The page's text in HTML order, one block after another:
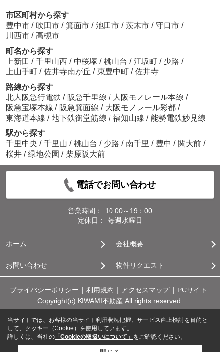
市区町村から探す
豊中市 / 吹田市 / 箕面市 / 池田市 / 茨木市 / 守口市 /
川西市 / 高槻市
町名から探す
上新田 / 千里山西 / 中桜塚 / 桃山台 / 江坂町 / 少路 /
上山手町 / 佐井寺南が丘 / 東豊中町 / 佐井寺
路線から探す
北大阪急行電鉄 / 阪急千里線 / 大阪モノレール本線 /
阪急宝塚本線 / 阪急箕面線 / 大阪モノレール彩都 /
東海道本線 / 地下鉄御堂筋線 / 福知山線 / 能勢電鉄妙見線
駅から探す
千里中央 / 千里山 / 桃山台 / 少路 / 南千里 / 豊中 / 関大前 /
桜井 / 緑地公園 / 柴原阪大前
電話でお問い合わせ
営業時間：
10:00～19：00
定休日：
毎週水曜日
ホーム 会社概要
お問い合わせ 物件リクエスト
プライバシーポリシー 利用規約 アクセスマップ
PCサイト
Copyright(c) KIWAMI不動産 All rights reserved.
当サイトでは、お客様の当サイト利用状況把握、サービス向上検討を目的と
して、クッキー（Cookie）を使用しています。
詳しくは、当社の 「Cookieの取扱いについて」 をご確認ください。